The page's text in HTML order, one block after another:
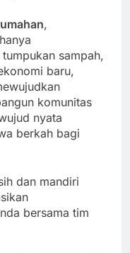
,
sampah,
baru,
komunitas
nyata
berkah bagi
dan mandiri
bersama tim